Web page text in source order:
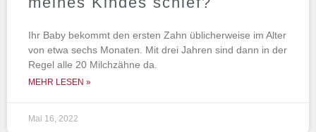
Ihr Baby bekommt den ersten Zahn üblicherweise im Alter
von etwa sechs Monaten. Mit drei Jahren sind dann in der
Regel alle 20 Milchzähne da.
MEHR LESEN »
Mai 16, 2022